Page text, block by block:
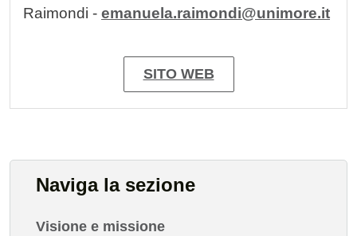
Raimondi - emanuela.raimondi@unimore.it
SITO WEB
Naviga la sezione
Visione e missione